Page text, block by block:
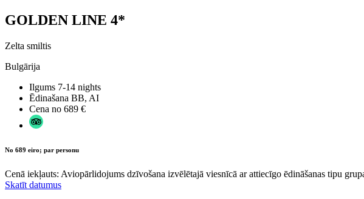
GOLDEN LINE 4*
Zelta smiltis
Bulgārija
Ilgums 7-14 nights
Ēdinašana BB, AI
Cena no 689 €
No 689 eiro; par personu
Cenā iekļauts: Aviopārlidojums dzīvošana izvēlētajā viesnīcā ar attiecīgo ēdināšanas tipu
Skatīt datumus